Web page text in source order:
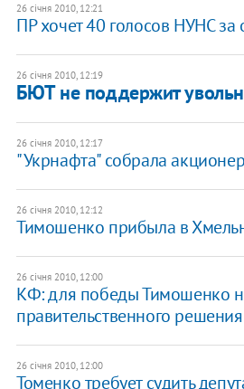
26 січня 2010, 12:21
ПР хочет 40 голосов НУНС за
26 січня 2010, 12:19
БЮТ не поддержит
26 січня 2010, 12:17
"Укрнафта" собрала
26 січня 2010, 12:12
Тимошенко прибыла в
26 січня 2010, 12:00
КФ: для победы Тимошенко
правительственного решения
26 січня 2010, 12:00
Томенко требует судить